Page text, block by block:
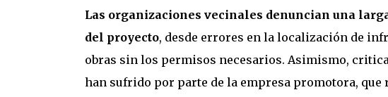
Las organizaciones vecinales denuncian una
del proyecto, desde errores en la localización de
obras sin los permisos necesarios. Asimismo,
han sufrido por parte de la empresa promotora, que